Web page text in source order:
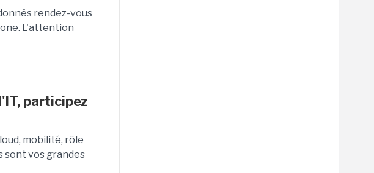
rendez-vous
L'attention
participez
mobilité, rôle
sont vos grandes